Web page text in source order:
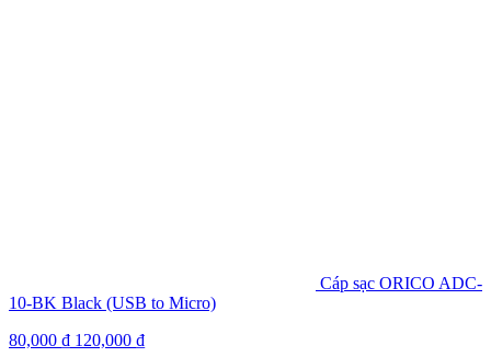
Cáp sạc ORICO ADC-
10-BK Black (USB to Micro)
80,000 ₫ 120,000 ₫